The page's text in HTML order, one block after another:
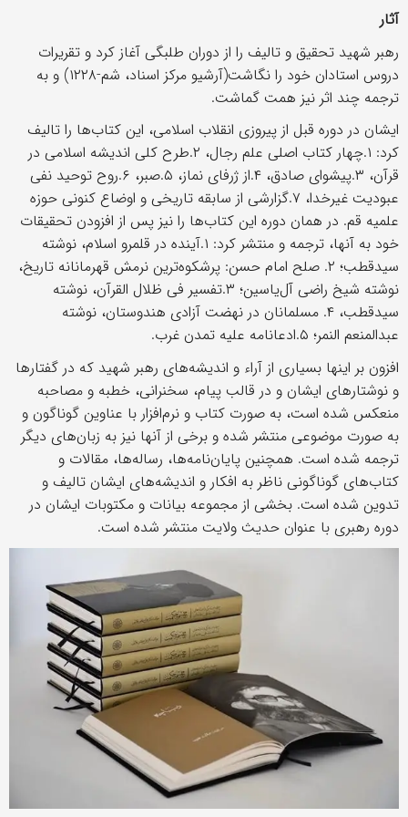
آثار
رهبر شهید تحقیق و تالیف را از دوران طلبگی آغاز کرد و تقریرات
دروس استادان خود را نگاشت(آرشیو مرکز اسناد، شم-۱۲۲۸) و به
ترجمه چند اثر نیز همت گماشت.
ایشان در دوره قبل از پیروزی انقلاب اسلامی، این کتاب‌ها را تالیف
کرد: ۱.چهار کتاب اصلی علم رجال، ۲.طرح کلی اندیشه اسلامی در
قرآن، ۳.پیشوای صادق، ۴.از ژرفای نماز، ۵.صبر، ۶.روح توحید نفی
عبودیت غیرخدا، ۷.گزارشی از سابقه تاریخی و اوضاع کنونی حوزه
علمیه قم. در همان دوره این کتاب‌ها را نیز پس از افزودن تحقیقات
خود به آنها، ترجمه و منتشر کرد: ۱.آینده در قلمرو اسلام، نوشته
سیدقطب؛ ۲. صلح امام حسن: پرشکوه‌ترین نرمش قهرمانانه تاریخ،
نوشته شیخ راضی آل‌یاسین؛ ۳.تفسیر فی ظلال القرآن، نوشته
سیدقطب، ۴. مسلمانان در نهضت آزادی هندوستان، نوشته
عبدالمنعم النمر؛ ۵.ادعانامه علیه تمدن غرب.
افزون بر اینها بسیاری از آراء و اندیشه‌های رهبر شهید که در گفتارها
و نوشتارهای ایشان و در قالب پیام، سخنرانی، خطبه و مصاحبه
منعکس شده است، به صورت کتاب و نرم‌افزار با عناوین گوناگون و
به صورت موضوعی منتشر شده و برخی از آنها نیز به زبان‌های دیگر
ترجمه شده است. همچنین پایان‌نامه‌ها، رساله‌ها، مقالات و
کتاب‌های گوناگونی ناظر به افکار و اندیشه‌های ایشان تالیف و
تدوین شده است. بخشی از مجموعه بیانات و مکتوبات ایشان در
دوره رهبری با عنوان حدیث ولایت منتشر شده است.